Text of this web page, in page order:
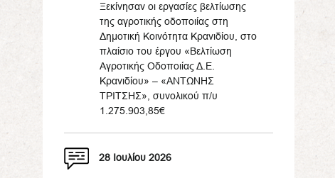
Ξεκίνησαν οι εργασίες βελτίωσης
της αγροτικής οδοποιίας στη
Δημοτική Κοινότητα Κρανιδίου, στο
πλαίσιο του έργου «Βελτίωση
Αγροτικής Οδοποιίας Δ.Ε.
Κρανιδίου» – «ΑΝΤΩΝΗΣ
ΤΡΙΤΣΗΣ», συνολικού π/υ
1.275.903,85€
28 Ιουλίου 2026